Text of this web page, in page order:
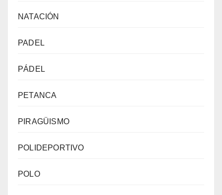
NATACIÓN
PADEL
PÁDEL
PETANCA
PIRAGÜISMO
POLIDEPORTIVO
POLO